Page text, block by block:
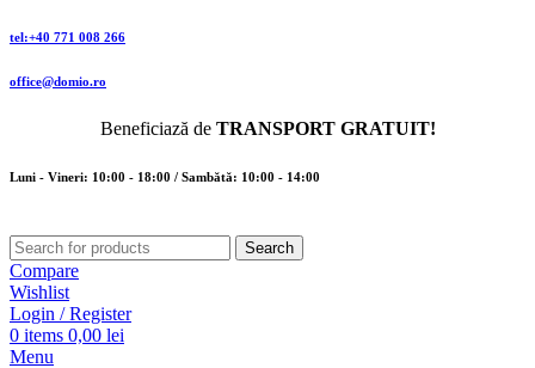
tel:+40 771 008 266
office@domio.ro
Beneficiază de TRANSPORT GRATUIT!
Luni - Vineri: 10:00 - 18:00 / Sambătă: 10:00 - 14:00
Search
Compare
Wishlist
Login / Register
0 items 0,00 lei
Menu